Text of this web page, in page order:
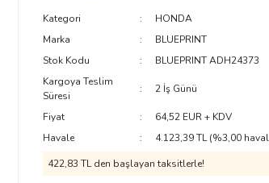
Kategori
HONDA
Marka
BLUEPRINT
Stok Kodu
BLUEPRINT ADH24373
Kargoya Teslim
Süresi
2 İş Günü
Fiyat
64,52 EUR + KDV
Havale
4.123,39 TL (%3,00
422,83 TL den başlayan taksitlerle!